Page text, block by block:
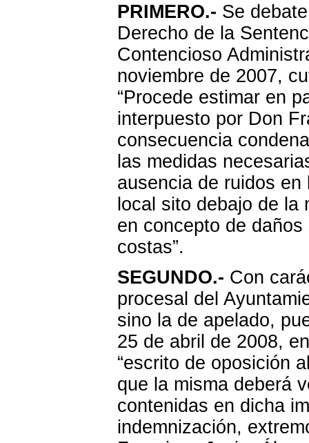
PRIMERO.- Se
Derecho de la
Contencioso
noviembre de 2007,
“Procede estimar en
interpuesto por Don
consecuencia
las medidas
ausencia de ruidos
local sito debajo de
en concepto de
costas”.
SEGUNDO.- Con
procesal del
sino la de apelado,
25 de abril de 2008,
“escrito de oposición
que la misma deberá
contenidas en dicha
indemnización,